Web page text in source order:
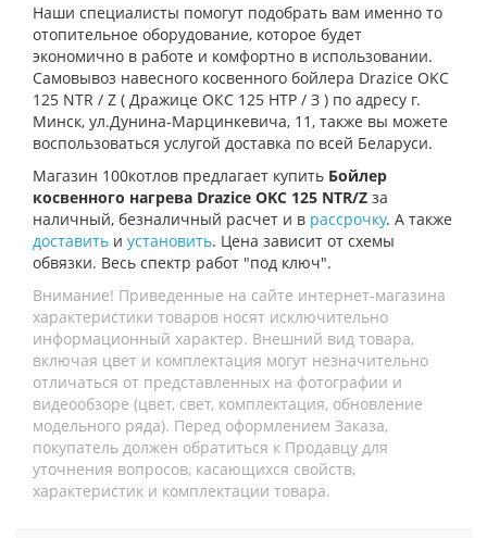
Наши специалисты помогут подобрать вам именно то
отопительное оборудование, которое будет
экономично в работе и комфортно в использовании.
Самовывоз навесного косвенного бойлера Drazice OKC
125 NTR / Z ( Дражице ОКС 125 НТР / З ) по адресу г.
Минск, ул.Дунина-Марцинкевича, 11, также вы можете
воспользоваться услугой доставка по всей Беларуси.
Магазин 100котлов предлагает купить Бойлер
косвенного нагрева Drazice OKC 125 NTR/Z за
наличный, безналичный расчет и в рассрочку. А также
доставить и установить. Цена зависит от схемы
обвязки. Весь спектр работ "под ключ".
Внимание! Приведенные на сайте интернет-магазина
характеристики товаров носят исключительно
информационный характер. Внешний вид товара,
включая цвет и комплектация могут незначительно
отличаться от представленных на фотографии и
видеообзоре (цвет, свет, комплектация, обновление
модельного ряда). Перед оформлением Заказа,
покупатель должен обратиться к Продавцу для
уточнения вопросов, касающихся свойств,
характеристик и комплектации товара.